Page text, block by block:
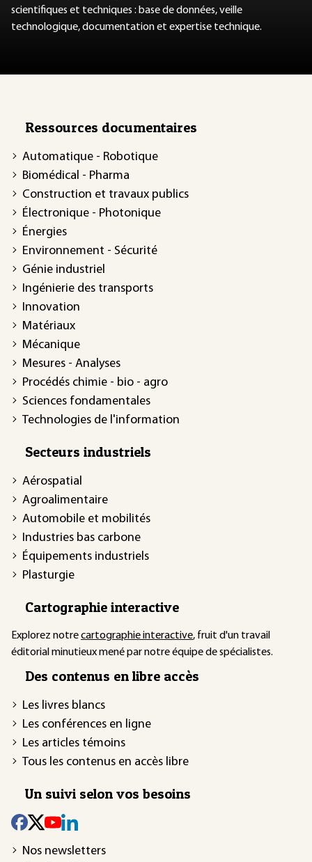
scientifiques et techniques : base de données, veille
technologique, documentation et expertise technique.
Ressources documentaires
Automatique - Robotique
Biomédical - Pharma
Construction et travaux publics
Électronique - Photonique
Énergies
Environnement - Sécurité
Génie industriel
Ingénierie des transports
Innovation
Matériaux
Mécanique
Mesures - Analyses
Procédés chimie - bio - agro
Sciences fondamentales
Technologies de l'information
Secteurs industriels
Aérospatial
Agroalimentaire
Automobile et mobilités
Industries bas carbone
Équipements industriels
Plasturgie
Cartographie interactive
Explorez notrecartographie interactive, fruit d'un travail
éditorial minutieux mené par notre équipe de spécialistes.
Des contenus en libre accès
Les livres blancs
Les conférences en ligne
Les articles témoins
Tous les contenus en accès libre
Un suivi selon vos besoins
Nos newsletters